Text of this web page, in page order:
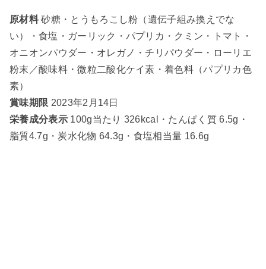
原材料砂糖・とうもろこし粉（遺伝子組み換えでな
い）・食塩・ガーリック・パプリカ・クミン・トマト・
オニオンパウダー・オレガノ・チリパウダー・ローリエ
粉末／酸味料・微粒二酸化ケイ素・着色料（パプリカ色
素）
賞味期限 2023年2月14日
栄養成分表示100g当たり 326kcal・たんぱく質 6.5g・
脂質4.7g・炭水化物 64.3g・食塩相当量 16.6g